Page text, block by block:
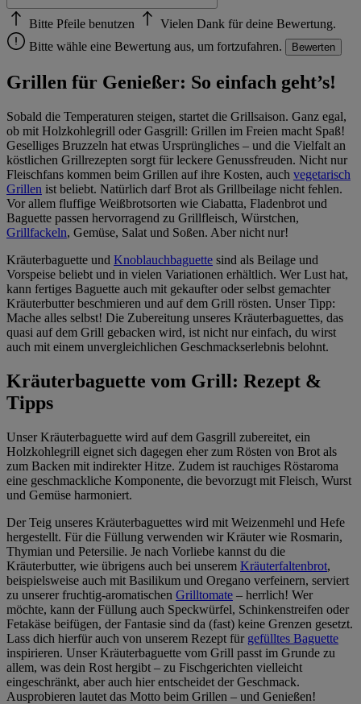
Bitte Pfeile benutzen
Vielen Dank für deine Bewertung.
Bitte wähle eine Bewertung aus, um fortzufahren.
Bewerten
Grillen für Genießer: So einfach geht’s!
Sobald die Temperaturen steigen, startet die Grillsaison. Ganz egal,
ob mit Holzkohlegrill oder Gasgrill: Grillen im Freien macht Spaß!
Geselliges Bruzzeln hat etwas Ursprüngliches – und die Vielfalt an
köstlichen Grillrezepten sorgt für leckere Genussfreuden. Nicht nur
Fleischfans kommen beim Grillen auf ihre Kosten, auch vegetarisch
Grillen ist beliebt. Natürlich darf Brot als Grillbeilage nicht fehlen.
Vor allem fluffige Weißbrotsorten wie Ciabatta, Fladenbrot und
Baguette passen hervorragend zu Grillfleisch, Würstchen,
Grillfackeln, Gemüse, Salat und Soßen. Aber nicht nur!
Kräuterbaguette und Knoblauchbaguette sind als Beilage und
Vorspeise beliebt und in vielen Variationen erhältlich. Wer Lust hat,
kann fertiges Baguette auch mit gekaufter oder selbst gemachter
Kräuterbutter beschmieren und auf dem Grill rösten. Unser Tipp:
Mache alles selbst! Die Zubereitung unseres Kräuterbaguettes, das
quasi auf dem Grill gebacken wird, ist nicht nur einfach, du wirst
auch mit einem unvergleichlichen Geschmackserlebnis belohnt.
Kräuterbaguette vom Grill: Rezept &
Tipps
Unser Kräuterbaguette wird auf dem Gasgrill zubereitet, ein
Holzkohlegrill eignet sich dagegen eher zum Rösten von Brot als
zum Backen mit indirekter Hitze. Zudem ist rauchiges Röstaroma
eine geschmackliche Komponente, die bevorzugt mit Fleisch, Wurst
und Gemüse harmoniert.
Der Teig unseres Kräuterbaguettes wird mit Weizenmehl und Hefe
hergestellt. Für die Füllung verwenden wir Kräuter wie Rosmarin,
Thymian und Petersilie. Je nach Vorliebe kannst du die
Kräuterbutter, wie übrigens auch bei unserem Kräuterfaltenbrot,
beispielsweise auch mit Basilikum und Oregano verfeinern, serviert
zu unserer fruchtig-aromatischen Grilltomate – herrlich! Wer
möchte, kann der Füllung auch Speckwürfel, Schinkenstreifen oder
Fetakäse beifügen, der Fantasie sind da (fast) keine Grenzen gesetzt.
Lass dich hierfür auch von unserem Rezept für gefülltes Baguette
inspirieren. Unser Kräuterbaguette vom Grill passt im Grunde zu
allem, was dein Rost hergibt – zu Fischgerichten vielleicht
eingeschränkt, aber auch hier entscheidet der Geschmack.
Ausprobieren lautet das Motto beim Grillen – und Genießen!